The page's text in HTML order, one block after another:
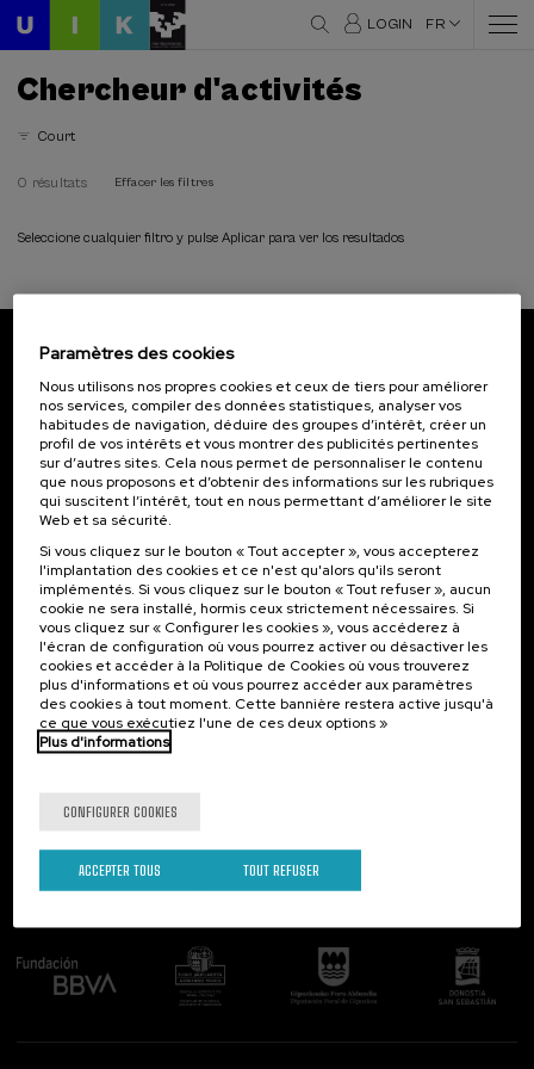
LOGIN FR
Chercheur d'activités
Court
0 résultats Effacer les filtres
Seleccione cualquier filtro y pulse Aplicar para ver los resultados
Inscrivez-vous pour être le premier à recevoir les
actualités de l'UIK.
S'abonner
Contact
Palacio Miramar
Paseo de Miraconcha, 48
20007 Donostia / San Sebastián
Gipuzkoa, Spain
Contactez-nous!
Intéressant...
Activités précédentes
Suivez-nous
Paramètres des cookies
Nous utilisons nos propres cookies et ceux de tiers pour améliorer
nos services, compiler des données statistiques, analyser vos
habitudes de navigation, déduire des groupes d’intérêt, créer un
profil de vos intérêts et vous montrer des publicités pertinentes
sur d’autres sites. Cela nous permet de personnaliser le contenu
que nous proposons et d’obtenir des informations sur les rubriques
qui suscitent l’intérêt, tout en nous permettant d’améliorer le site
Web et sa sécurité.
Si vous cliquez sur le bouton « Tout accepter », vous accepterez
l'implantation des cookies et ce n'est qu'alors qu'ils seront
implémentés. Si vous cliquez sur le bouton « Tout refuser », aucun
cookie ne sera installé, hormis ceux strictement nécessaires. Si
vous cliquez sur « Configurer les cookies », vous accéderez à
l'écran de configuration où vous pourrez activer ou désactiver les
cookies et accéder à la Politique de Cookies où vous trouverez
plus d'informations et où vous pourrez accéder aux paramètres
des cookies à tout moment. Cette bannière restera active jusqu'à
ce que vous exécutiez l'une de ces deux options »
Plus d'informations
CONFIGURER COOKIES
TOUT REFUSER
ACCEPTER TOUS